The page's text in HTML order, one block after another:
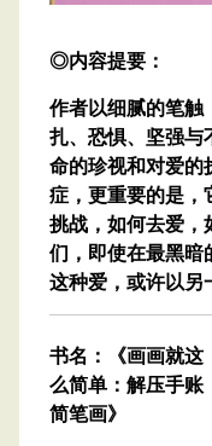
◎内容提要：
作者以细腻的笔触
扎、恐惧、坚强与
命的珍视和对爱的
症，更重要的是，
挑战，如何去爱，
们，即使在最黑暗
这种爱，或许以另
书名：《画画就这
么简单：解压手账
简笔画》